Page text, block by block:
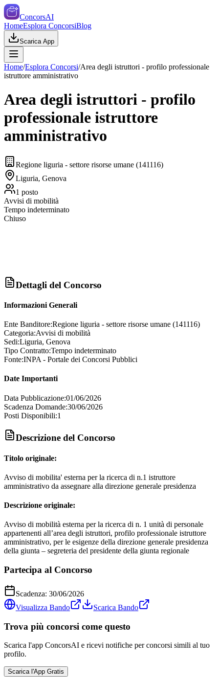
ConcorsAI
HomeEsplora ConcorsiBlog
Scarica App
Home/Esplora Concorsi/Area degli istruttori - profilo professionale
istruttore amministrativo
Area degli istruttori - profilo
professionale istruttore
amministrativo
Regione liguria - settore risorse umane (141116)
Liguria, Genova
1 posto
Avvisi di mobilità
Tempo indeterminato
Chiuso
Dettagli del Concorso
Informazioni Generali
Ente Banditore:Regione liguria - settore risorse umane (141116)
Categoria:Avvisi di mobilità
Sedi:Liguria, Genova
Tipo Contratto:Tempo indeterminato
Fonte:INPA - Portale dei Concorsi Pubblici
Date Importanti
Data Pubblicazione:01/06/2026
Scadenza Domande:30/06/2026
Posti Disponibili:1
Descrizione del Concorso
Titolo originale:
Avviso di mobilita' esterna per la ricerca di n.1 istruttore
amministrativo da assegnare alla direzione generale presidenza
Descrizione originale:
Avviso di mobilità esterna per la ricerca di n. 1 unità di personale
appartenenti all’area degli istruttori, profilo professionale istruttore
amministrativo, per le esigenze della direzione generale presidenza
della giunta – segreteria del presidente della giunta regionale
Partecipa al Concorso
Scadenza: 30/06/2026
Visualizza Bando
Scarica Bando
Trova più concorsi come questo
Scarica l'app ConcorsAI e ricevi notifiche per concorsi simili al tuo
profilo.
Scarica l'App Gratis